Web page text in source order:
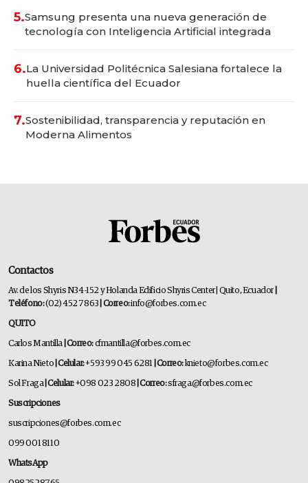
5.Samsung presenta una nueva generación de
tecnología con Inteligencia Artificial integrada
6.La Universidad Politécnica Salesiana fortalece la
huella científica del Ecuador
7.Sostenibilidad, transparencia y reputación en
Moderna Alimentos
Contactos
Av. de los Shyris N34-152 y Holanda Edificio Shyris Center | Quito, Ecuador
Teléfono:(02) 452 7863 | Correo:info@forbes.com.ec
QUITO
Carlos Mantilla | Correo:cfmantilla@forbes.com.ec
Karina Nieto | Celular:+593 99 045 6281 | Correo: knieto@forbes.com.ec
Sol Fraga | Celular:+098 023 2808 | Correo:sfraga@forbes.com.ec
Suscripciones
suscripciones@forbes.com.ec
099 001 8110
WhatsApp